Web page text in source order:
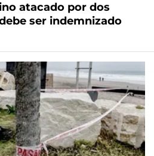
atacado por dos
ser indemnizado